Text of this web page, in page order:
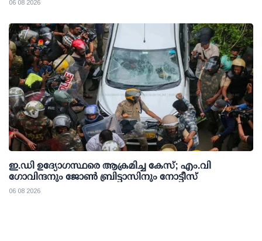
06 08 2026
ഇ.ഡി ഉദ്യോഗസ്ഥരെ ആക്രമിച്ച കേസ്; എം.വി
ഗോവിന്ദനും ജോണ്‍ ബ്രിട്ടാസിനും നോട്ടീസ്
06 08 2026